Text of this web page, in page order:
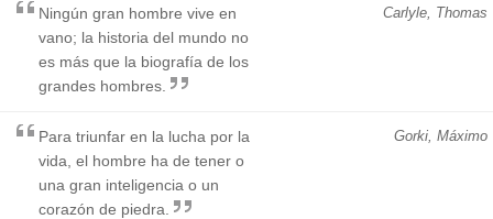
Carlyle, Thomas
Ningún gran hombre vive en
vano; la historia del mundo no
es más que la biografía de los
grandes hombres.
Gorki, Máximo
Para triunfar en la lucha por la
vida, el hombre ha de tener o
una gran inteligencia o un
corazón de piedra.